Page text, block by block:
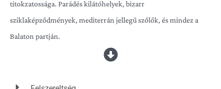
titokzatossága. Parádés kilátóhelyek, bizarr
sziklaképződmények, mediterrán jellegű szőlők, és mindez a
Balaton partján.
adta remek kirándulási lehetőségeket se és nem beszélve a